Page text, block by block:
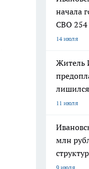
начала
СВО
14 июля
Житель
11 июля
млн
9 июля